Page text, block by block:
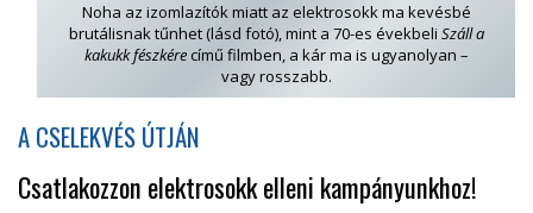
Noha az izomlazítók miatt az elektrosokk ma kevésbé
brutálisnak tűnhet (lásd fotó), mint a 70-es évekbeli Száll a
kakukk fészkérecímű filmben, a kár ma is ugyanolyan –
vagy rosszabb.
A CSELEKVÉS ÚTJÁN
Csatlakozzon elektrosokk elleni kampányunkhoz!